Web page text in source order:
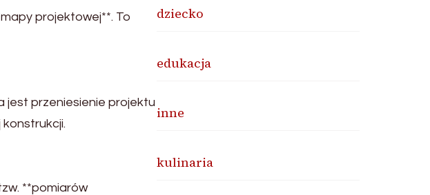
projektowej**. To
jest przeniesienie projektu
**pomiarów
dziecko
edukacja
inne
kulinaria